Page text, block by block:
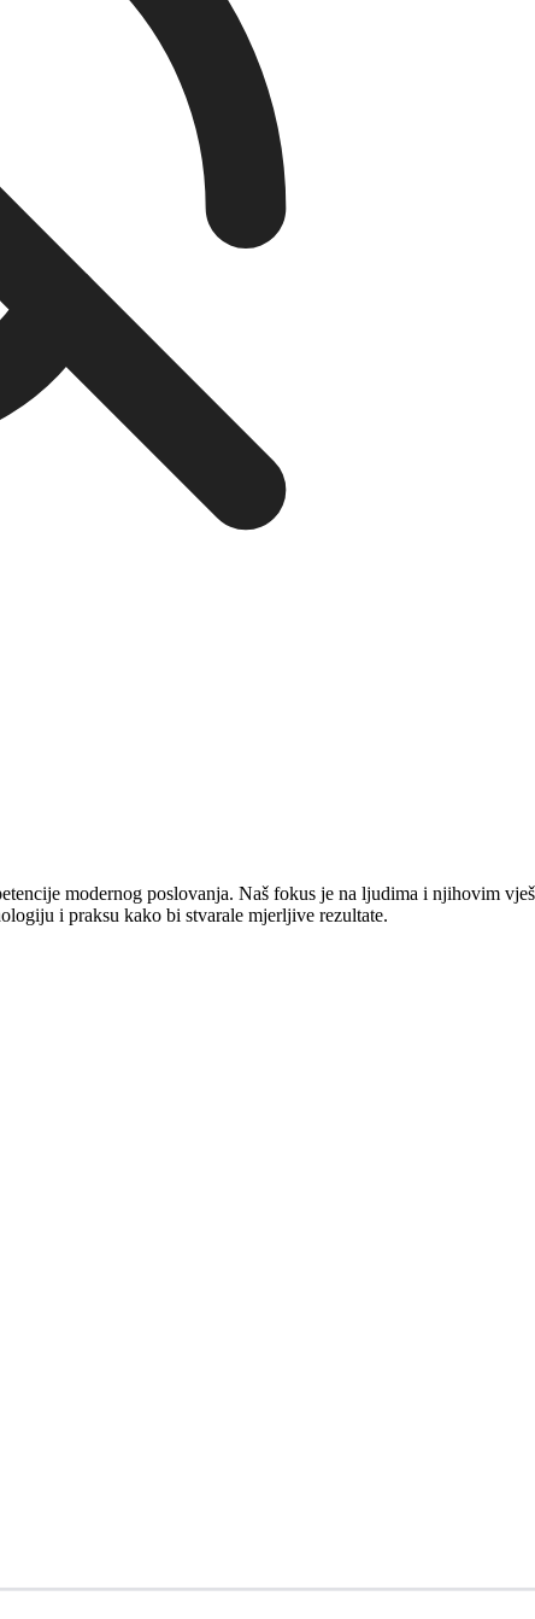
modernog poslovanja. Naš fokus je na ljudima i njihovim
i praksu kako bi stvarale mjerljive rezultate.